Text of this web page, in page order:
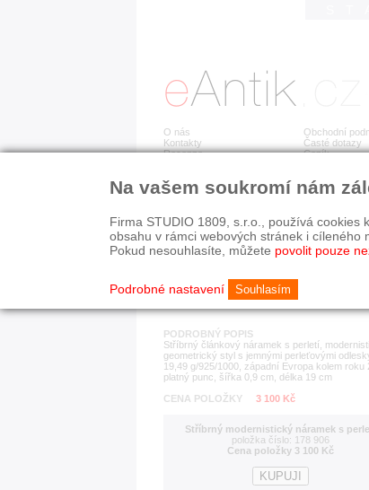
O nás
Kontakty
Recenze
Obchodní
Časté dotazy
Ceník
Detail položky č. 178 906
PODROBNÝ POPIS
Stříbrný článkový náramek s perletí,
geometrický styl s jemnými perleťovými
19,49 g/925/1000, západní Evropa kolem roku
platný punc, šířka 0,9 cm, délka 19 cm
CENA POLOŽKY
3 100 Kč
Stříbrný modernistický náramek s
položka číslo: 178 906
Cena položky 3 100 Kč
Na vašem soukromí nám
Firma STUDIO 1809, s.r.o., používá
obsahu v rámci webových stránek i cíleného
Pokud nesouhlasíte, můžete povolit pouze
Podrobné nastavení Souhlasím